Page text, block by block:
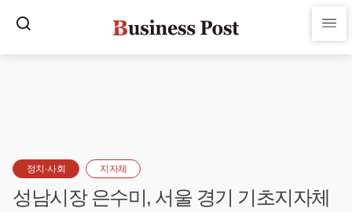
정치·사회 지자체
성남시장 은수미, 서울 경기 기초지자체